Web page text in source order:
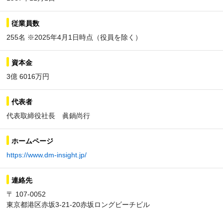
従業員数
255名 ※2025年4月1日時点（役員を除く）
資本金
3億 6016万円
代表者
代表取締役社長 眞鍋尚行
ホームページ
https://www.dm-insight.jp/
連絡先
〒 107-0052
東京都港区赤坂3-21-20赤坂ロングビーチビル